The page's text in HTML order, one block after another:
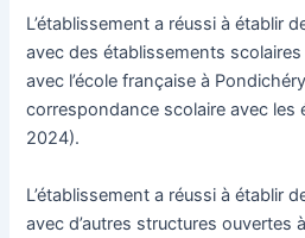
L’établissement a réussi à établir
avec des établissements
avec l’école française à
correspondance scolaire avec les
2024).
L’établissement a réussi à établir
avec d’autres structures ouvertes